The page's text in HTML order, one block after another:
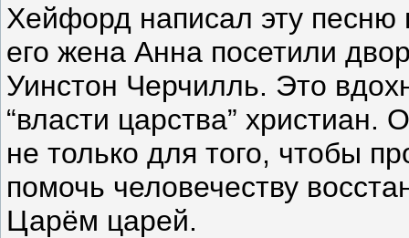
Хейфорд написал эту песню
его жена Анна посетили
Уинстон Черчилль. Это
“власти царства”
не только для того, чтобы
помочь человечеству
Царём царей.